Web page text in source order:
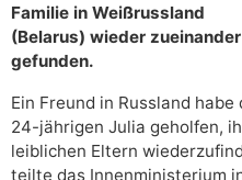
Familie in Weißrussland
(Belarus) wieder zueinander
gefunden.
Ein Freund in Russland habe
24-jährigen Julia geholfen,
leiblichen Eltern
teilte das Innenministerium